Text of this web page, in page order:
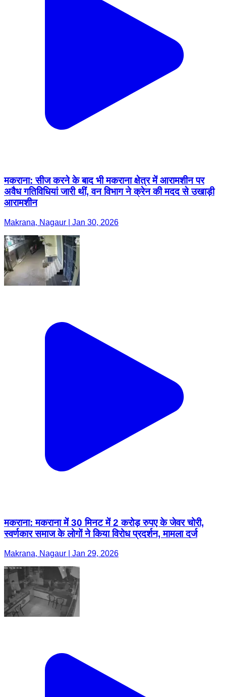
मकराना: सीज करने के बाद भी मकराना क्षेत्र में आरामशीन पर
अवैध गतिविधियां जारी थीं, वन विभाग ने क्रेन की मदद से उखाड़ी
आरामशीन
Makrana, Nagaur | Jan 30, 2026
मकराना: मकराना में 30 मिनट में 2 करोड़ रुपए के जेवर चोरी,
स्वर्णकार समाज के लोगों ने किया विरोध प्रदर्शन, मामला दर्ज
Makrana, Nagaur | Jan 29, 2026